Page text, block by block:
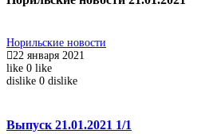
Норильские новости
22 января 2021
like 0 like
dislike 0 dislike
Выпуск 21.01.2021 1/1